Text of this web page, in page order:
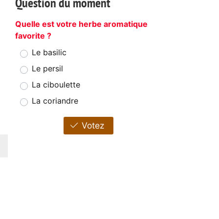
Quelle est votre herbe aromatique
favorite ?
Le basilic
Le persil
La ciboulette
La coriandre
Votez